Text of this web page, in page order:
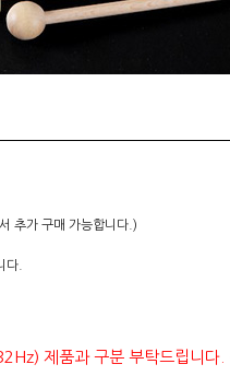
추가 구매 가능합니다.)
다.
제품과 구분 부탁드립니다